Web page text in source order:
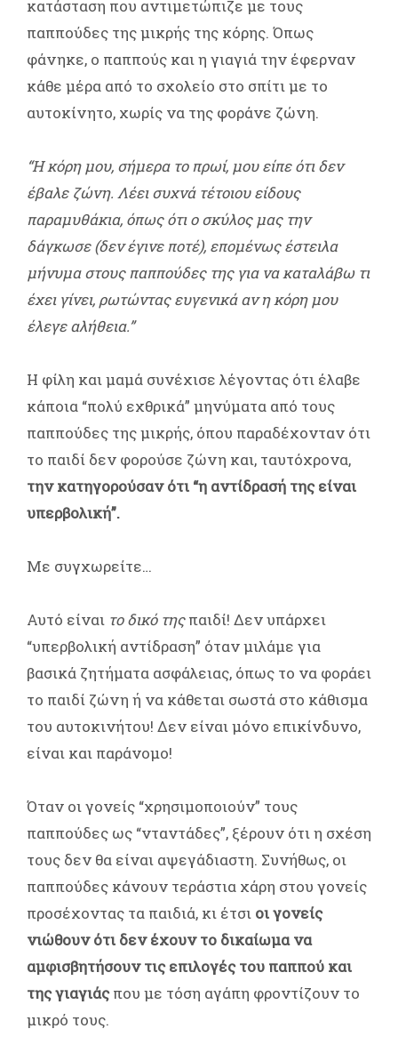
κατάσταση που αντιμετώπιζε με τους
παππούδες της μικρής της κόρης. Όπως
φάνηκε, ο παππούς και η γιαγιά την έφερναν
κάθε μέρα από το σχολείο στο σπίτι με το
αυτοκίνητο, χωρίς να της φοράνε ζώνη.
“Η κόρη μου, σήμερα το πρωί, μου είπε ότι δεν
έβαλε ζώνη. Λέει συχνά τέτοιου είδους
παραμυθάκια, όπως ότι ο σκύλος μας την
δάγκωσε (δεν έγινε ποτέ), επομένως έστειλα
μήνυμα στους παππούδες της για να καταλάβω τι
έχει γίνει, ρωτώντας ευγενικά αν η κόρη μου
έλεγε αλήθεια.”
H φίλη και μαμά συνέχισε λέγοντας ότι έλαβε
κάποια “πολύ εχθρικά” μηνύματα από τους
παππούδες της μικρής, όπου παραδέχονταν ότι
το παιδί δεν φορούσε ζώνη και, ταυτόχρονα,
την κατηγορούσαν ότι “η αντίδρασή της είναι
υπερβολική”.
Με συγχωρείτε…
Αυτό είναι το δικό τηςπαιδί! Δεν υπάρχει
“υπερβολική αντίδραση” όταν μιλάμε για
βασικά ζητήματα ασφάλειας, όπως το να φοράει
το παιδί ζώνη ή να κάθεται σωστά στο κάθισμα
του αυτοκινήτου! Δεν είναι μόνο επικίνδυνο,
είναι και παράνομο!
Όταν οι γονείς “χρησιμοποιούν” τους
παππούδες ως “νταντάδες”, ξέρουν ότι η σχέση
τους δεν θα είναι αψεγάδιαστη. Συνήθως, οι
παππούδες κάνουν τεράστια χάρη στου γονείς
προσέχοντας τα παιδιά, κι έτσι οι γονείς
νιώθουν ότι δεν έχουν το δικαίωμα να
αμφισβητήσουν τις επιλογές του παππού και
της γιαγιάςπου με τόση αγάπη φροντίζουν το
μικρό τους.